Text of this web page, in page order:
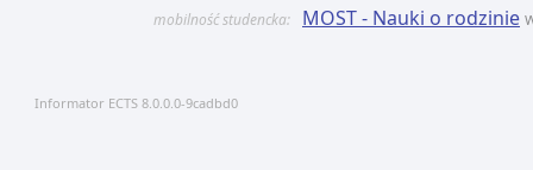
mobilność studencka: MOST - Nauki o rodzinie
Informator ECTS 8.0.0.0-9cadbd0